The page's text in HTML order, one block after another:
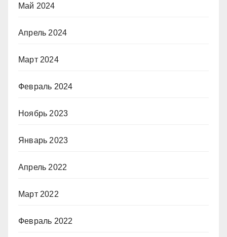
Май 2024
Апрель 2024
Март 2024
Февраль 2024
Ноябрь 2023
Январь 2023
Апрель 2022
Март 2022
Февраль 2022